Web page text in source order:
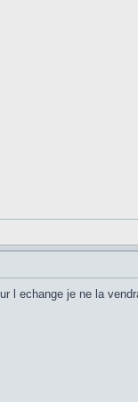
l echange je ne la